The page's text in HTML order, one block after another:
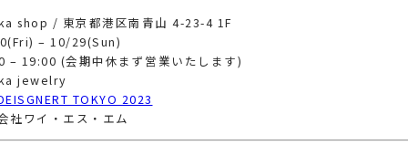
shop / 東京都港区南青山 4-23-4 1F
– 10/29(Sun)
– 19:00 (会期中休まず営業いたします)
jewelry
TOKYO 2023
社ワイ・エス・エム